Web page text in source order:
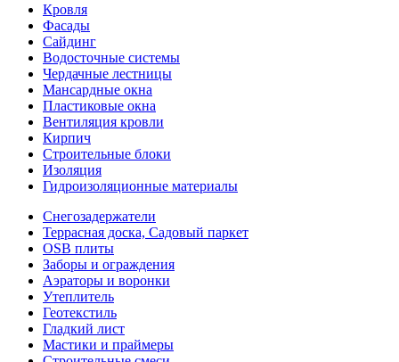
Кровля
Фасады
Сайдинг
Водосточные системы
Чердачные лестницы
Мансардные окна
Пластиковые окна
Вентиляция кровли
Кирпич
Строительные блоки
Изоляция
Гидроизоляционные материалы
Снегозадержатели
Террасная доска, Садовый паркет
OSB плиты
Заборы и ограждения
Аэраторы и воронки
Утеплитель
Геотекстиль
Гладкий лист
Мастики и праймеры